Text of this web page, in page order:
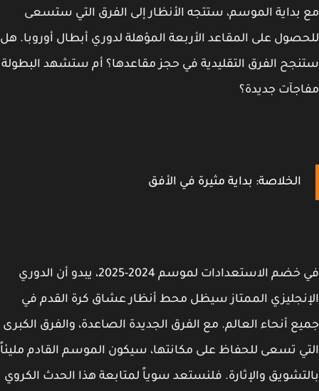
بداية الموسم، ستتجه الأنظار إلى الفرق التي ستسعى
على المقاعد الأربعة المؤهلة لدوري أبطال أوروبا. هل
الفرق التقليدية في حجز مقاعدها؟ أم ستشهد البطولة
جديدة؟
الخلاصة: بداية مثيرة في الأفق
في خضم الاستعدادات لموسم 2024-2025، يبدو أن الدوري
الممتاز سيظل محط أنظار عشاق كرة القدم في
أنحاء العالم. مع الفرق الجديدة الصاعدة، والفرق الكبرى
تسعى للحفاظ على مكانتها، سيكون الموسم القادم مليئاً
والإثارة. فلنستعد سوياً لمتابعة هذا الحدث الكروي